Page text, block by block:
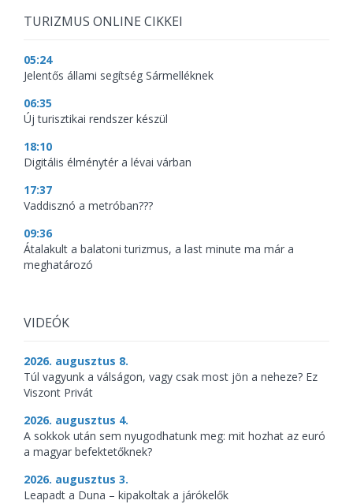
TURIZMUS ONLINE CIKKEI
05:24
Jelentős állami segítség Sármelléknek
06:35
Új turisztikai rendszer készül
18:10
Digitális élménytér a lévai várban
17:37
Vaddisznó a metróban???
09:36
Átalakult a balatoni turizmus, a last minute ma már a
meghatározó
VIDEÓK
2026. augusztus 8.
Túl vagyunk a válságon, vagy csak most jön a neheze? Ez
Viszont Privát
2026. augusztus 4.
A sokkok után sem nyugodhatunk meg: mit hozhat az euró
a magyar befektetőknek?
2026. augusztus 3.
Leapadt a Duna – kipakoltak a járókelők